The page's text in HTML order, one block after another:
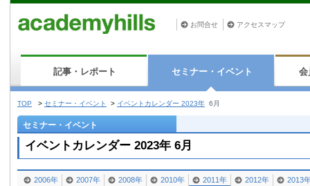
お問合せ アクセスマップ
記事・レポート セミナー・イベント 会
TOP > セミナー・イベント > イベントカレンダー 2023年 6月
セミナー・イベント
イベントカレンダー 2023年 6月
2006年 2007年 2008年 2010年 2011年 2012年
2013